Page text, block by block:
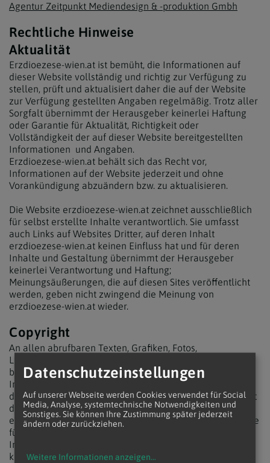
Agentur Zeitpunkt Mediendesign & -produktion Gmbh
Rechtliche Hinweise
Aktualität
Erzdioezese-wien.at ist bemüht, die Informationen auf
dieser Website vollständig und richtig zur Verfügung zu
stellen, prüft und aktualisiert daher die auf der Website
zur Verfügung gestellten Angaben regelmäßig. Trotz aller
Sorgfalt übernimmt der Herausgeber keinerlei Haftung
oder Garantie für Aktualität, Richtigkeit oder
Vollständigkeit der auf dieser Website bereitgestellten
Informationen und Angaben.
Erzdioezese-wien.at behält sich das Recht vor,
Informationen auf der Website jederzeit und ohne
Vorankündigung abzuändern bzw. zu aktualisieren.
Die Website erzdioezese-wien.at zeichnet ausschließlich
für selbst erstellte Inhalte verantwortlich. Sie umfasst
auch Links auf Websites Dritter, auf deren Inhalt
erzdioezese-wien.at keinen Einfluss hat und für deren
Inhalte und Gestaltung übernimmt der Herausgeber
keinerlei Verantwortung und Haftung;
Meinungsäußerungen, die auf diesen Sites veröffentlicht
werden, geben nicht zwingend die Meinung von
erzdioezese-wien.at wieder.
Copyright
An allen abrufbaren Texten, Grafiken, Fotos,
Logos/Marken, Designs u.ä. (im folgenden "Inhalte")
bestehen Rechte (Urheber-, Markenschutz-, und sonstige
Immaterialgüterrechte). Jegliche Form der Wiedergabe,
der Vervielfältigung, Speicherung oder der Verbreitung ist
daher nur im Rahmen der gesetzlichen und/oder
eventueller vertraglicher Bestimmungen gestattet. Rechte
für eine Verwendung oder weitere Verbreitung dieser
Inhalte sind ausschließlich mit dem Rechteinhaber zu
klären.
Datenschutzeinstellungen
Auf unserer Webseite werden Cookies verwendet für Social
Media, Analyse, systemtechnische Notwendigkeiten und
Sonstiges. Sie können Ihre Zustimmung später jederzeit
ändern oder zurückziehen.
Weitere Informationen anzeigen...